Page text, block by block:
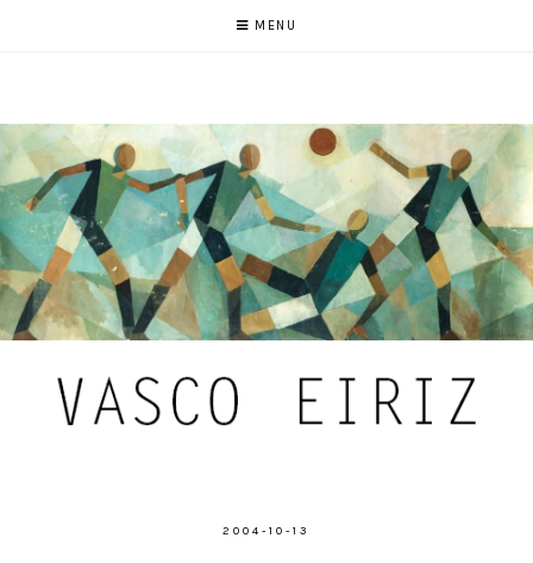
MENU
2004-10-13